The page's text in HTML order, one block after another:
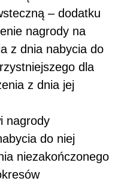
– dodatku
nagrody na
z dnia nabycia do
dla
z dnia jej
nagrody
do niej
niezakończonego